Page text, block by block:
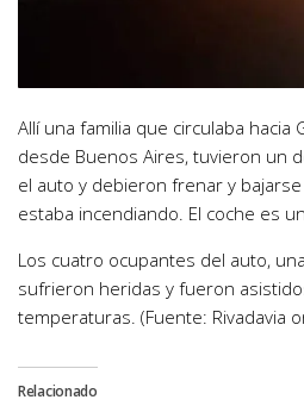
Allí una familia que circulaba hacia
desde Buenos Aires, tuvieron un
el auto y debieron frenar y
estaba incendiando. El coche es
Los cuatro ocupantes del auto,
sufrieron heridas y fueron
temperaturas. (Fuente: Rivadavia
Relacionado